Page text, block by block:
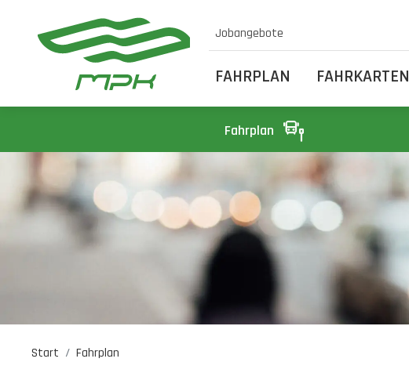
Jobangebote
FAHRPLAN FAHRKARTEN
Fahrplan
Start Fahrplan